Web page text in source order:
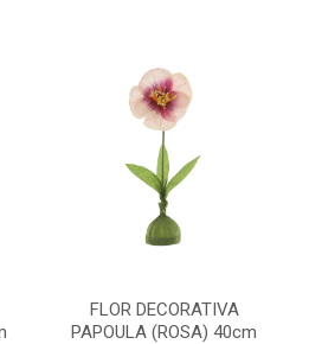
FLOR DECORATIVA
PAPOULA (ROSA) 40cm